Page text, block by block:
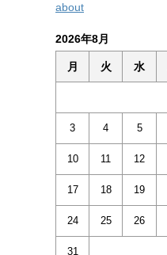
about
2026年8月
月 火 水
3 4 5
10 11 12
17 18 19
24 25 26
31